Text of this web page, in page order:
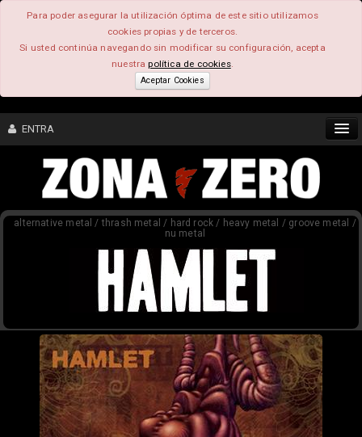
Para poder asegurar la utilización óptima de este sitio utilizamos
cookies propias y de terceros.
Si usted continúa navegando sin modificar su configuración, acepta
nuestrapolítica de cookies.
Aceptar Cookies
ENTRA
CONTENIDO
alternative metal / thrash metal / hard rock / heavy metal / groove metal /
nu metal